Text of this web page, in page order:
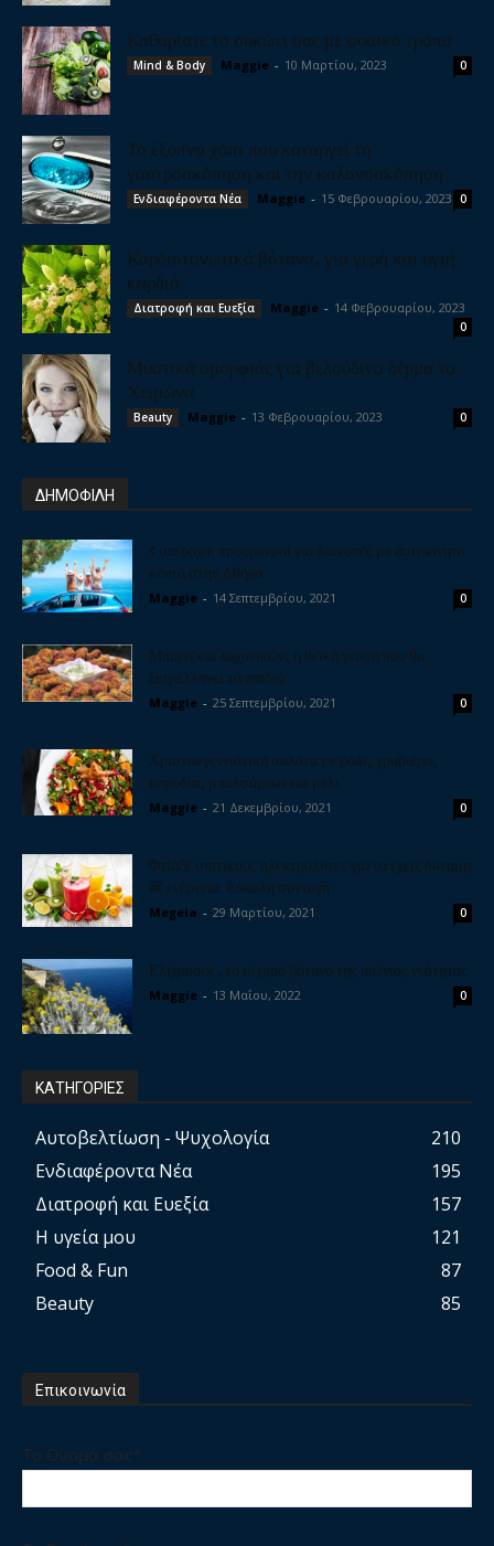
Καθαρίστε το συκώτι σας με φυσικό τρόπο
Mind & Body Maggie - 10 Μαρτίου, 2023 0
Το έξυπνο χάπι που καταργεί τη
γαστροσκόπηση και την κολονοσκόπηση
Ενδιαφέροντα Νέα Maggie - 15 Φεβρουαρίου, 2023 0
Καρδιοτονωτικά βότανα, για γερή και υγιή
καρδιά
Διατροφή και Ευεξία Maggie - 14 Φεβρουαρίου, 2023
0
Μυστικά ομορφιάς για βελούδινο δέρμα το
Χειμώνα
Beauty Maggie - 13 Φεβρουαρίου, 2023 0
ΔΗΜΟΦΙΛΗ
5 υπέροχοι προορισμοί για διακοπές με αυτοκίνητο
κοντά στην Αθήνα
Maggie - 14 Σεπτεμβρίου, 2021 0
Μπιφτέκια λαχανικών, η θεϊκή γεύση που θα
ξετρελλάνει τα παιδιά
Maggie - 25 Σεπτεμβρίου, 2021 0
Χριστουγεννιάτικη σαλάτα με ρόδι, γραβιέρα,
καρύδια, μπαλσάμικο και μέλι
Maggie - 21 Δεκεμβρίου, 2021 0
Φτιάξε σπιτικούς ηλεκτρολύτες για να έχεις δύναμη
& ενέργεια. Εύκολη συνταγή
Megeia - 29 Μαρτίου, 2021 0
Ελίχρυσος, το ισχυρό βότανο της αιώνιας νεότητας
Maggie - 13 Μαΐου, 2022 0
ΚΑΤΗΓΟΡΙΕΣ
Αυτοβελτίωση - Ψυχολογία
210
Ενδιαφέροντα Νέα
195
Διατροφή και Ευεξία
157
Η υγεία μου
121
Food & Fun
87
Beauty
85
Επικοινωνία
Το Ονομα σας*